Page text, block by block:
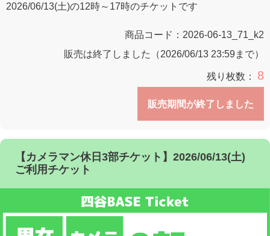
2026/06/13(土)の12時～17時のチケットです
商品コード： 2026-06-13_71_k2
販売は終了しました（2026/06/13 23:59まで）
残り枚数： 8
販売期間が終了しました
【カメラマン休日3部チケット】2026/06/13(土)
ご利用チケット